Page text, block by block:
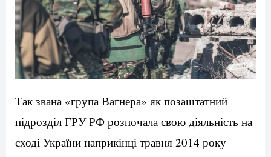
Так звана «група Вагнера» як позаштатний
підрозділ ГРУ РФ розпочала свою діяльність на
сході України наприкінці травня 2014 року ​​